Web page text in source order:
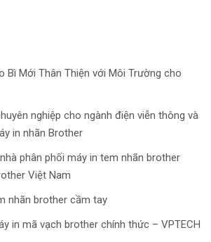
Bì Mới Thân Thiện với Môi Trường cho
nghiệp cho ngành điện viễn thông và
in nhãn Brother
phân phối máy in tem nhãn brother
Việt Nam
nhãn brother cầm tay
in mã vạch brother chính thức – VPTECH